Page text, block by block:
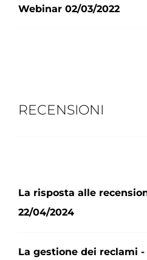
Webinar 02/03/2022
RECENSIONI
La risposta alle
22/04/2024
La gestione dei reclami